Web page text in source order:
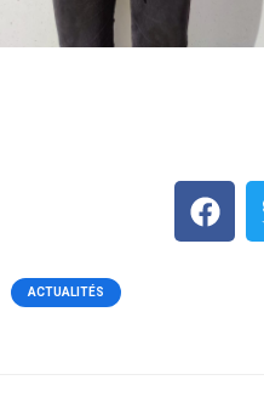
ACTUALITÉS